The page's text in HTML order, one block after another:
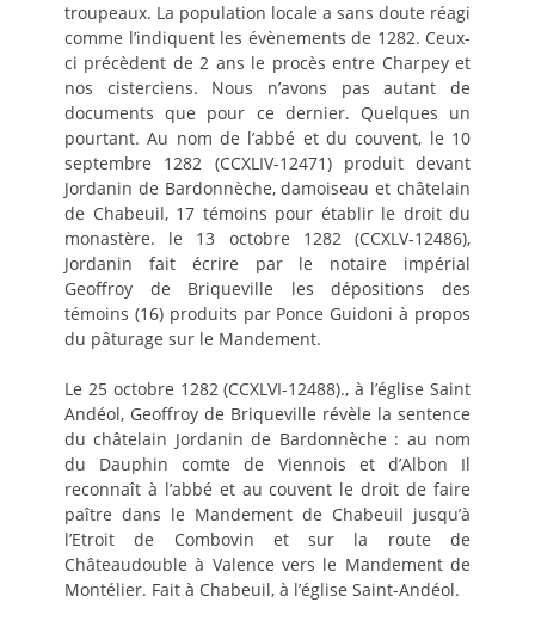
troupeaux. La population locale a sans doute réagi
comme l’indiquent les évènements de 1282. Ceux-
ci précèdent de 2 ans le procès entre Charpey et
nos cisterciens. Nous n’avons pas autant de
documents que pour ce dernier. Quelques un
pourtant. Au nom de l’abbé et du couvent, le 10
septembre 1282 (CCXLIV-12471) produit devant
Jordanin de Bardonnèche, damoiseau et châtelain
de Chabeuil, 17 témoins pour établir le droit du
monastère. le 13 octobre 1282 (CCXLV-12486),
Jordanin fait écrire par le notaire impérial
Geoffroy de Briqueville les dépositions des
témoins (16) produits par Ponce Guidoni à propos
du pâturage sur le Mandement.
Le 25 octobre 1282 (CCXLVI-12488)., à l’église Saint
Andéol, Geoffroy de Briqueville révèle la sentence
du châtelain Jordanin de Bardonnèche : au nom
du Dauphin comte de Viennois et d’Albon Il
reconnaît à l’abbé et au couvent le droit de faire
paître dans le Mandement de Chabeuil jusqu’à
l’Etroit de Combovin et sur la route de
Châteaudouble à Valence vers le Mandement de
Montélier. Fait à Chabeuil, à l’église Saint-Andéol.